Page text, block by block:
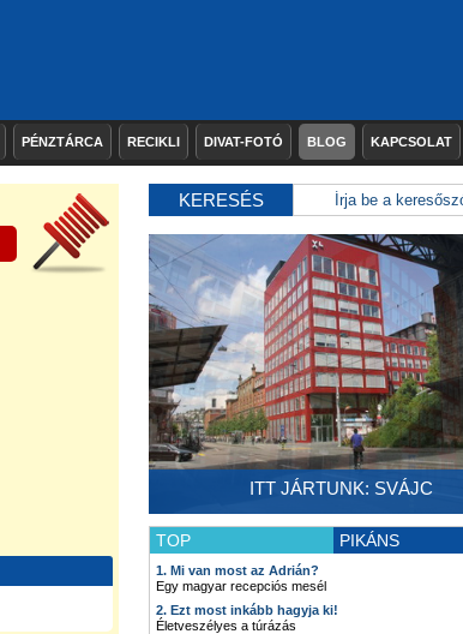
PÉNZTÁRCA RECIKLI DIVAT-FOTÓ BLOG KAPCSOLAT
KERESÉS
ITT JÁRTUNK: SVÁJC
TOP PIKÁNS
1. Mi van most az Adrián?
Egy magyar recepciós mesél
2. Ezt most inkább hagyja ki!
Életveszélyes a túrázás